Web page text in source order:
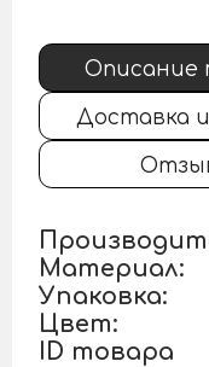
Описание
Доставка
Материал:
Упаковка:
Цвет:
ID товара